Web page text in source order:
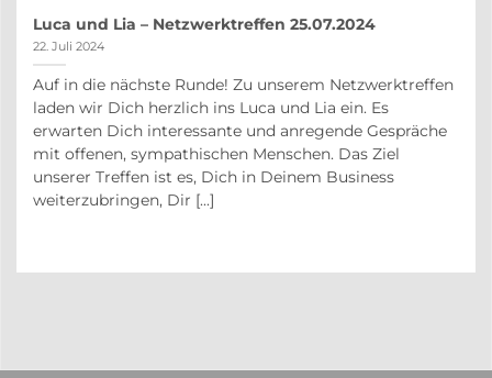
Luca und Lia – Netzwerktreffen 25.07.2024
22. Juli 2024
Auf in die nächste Runde! Zu unserem Netzwerktreffen
laden wir Dich herzlich ins Luca und Lia ein. Es
erwarten Dich interessante und anregende Gespräche
mit offenen, sympathischen Menschen. Das Ziel
unserer Treffen ist es, Dich in Deinem Business
weiterzubringen, Dir [...]